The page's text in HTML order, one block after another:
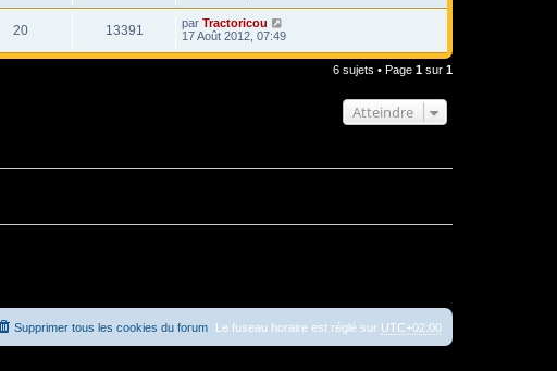
20 13391 par Tractoricou
17 Août 2012, 07:49
6 sujets • Page 1 sur 1
Atteindre
Le fuseau horaire est réglé sur UTC+02:00
Supprimer tous les cookies du forum